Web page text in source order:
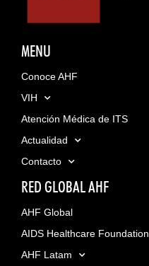
MENU
Conoce AHF
VIH
Atención Médica de ITS
Actualidad
Contacto
RED GLOBAL AHF
AHF Global
AIDS Healthcare Foundation
AHF Latam